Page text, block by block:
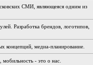
СМИ, являющеяся одним из
Разработка брендов, логотипов,
концепций, медиа-планирование.
- это о нас.